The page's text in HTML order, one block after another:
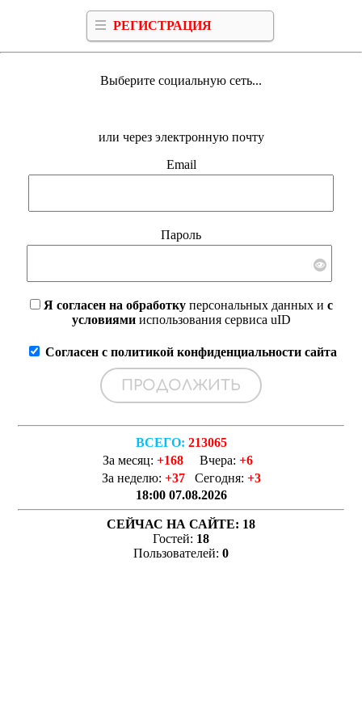
РЕГИСТРАЦИЯ
Выберите социальную сеть...
или через электронную почту
Email
Пароль
Я согласен на обработкуперсональных данных и с
условиямииспользования сервиса uID
Согласен с политикой конфиденциальности сайта
ВСЕГО: 213065
За месяц: +168 Вчера: +6
За неделю: +37 Сегодня: +3
18:00 07.08.2026
СЕЙЧАС НА САЙТЕ: 18
Гостей: 18
Пользователей: 0